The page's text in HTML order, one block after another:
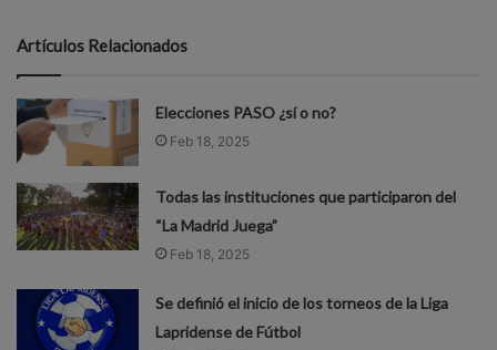
Artículos Relacionados
Elecciones PASO ¿sí o no?
Feb 18, 2025
Todas las instituciones que participaron del
“La Madrid Juega”
Feb 18, 2025
Se definió el inicio de los torneos de la Liga
Lapridense de Fútbol